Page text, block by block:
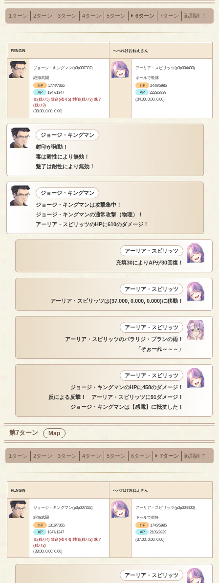
1ターン 2ターン 3ターン 4ターン 5ターン 6ターン 7ターン 戦闘終了
PENGIN へべれけおねえさん
ジョージ・キングマン(p3p007332)
絶海武闘
HP
1774/7365
AP
1347/1347
毒(残り5) 致命(残り5) 封印(残り3) 魅了
(残り3)
(33.00, 0.00, 0.00)
アーリア・スピリッツ(p3p004400)
キールで乾杯
HP
2446/5985
AP
2229/2839
(34.00, 0.00, 0.00)
ジョージ・キングマン
封印が発動！
毒は耐性により無効！
魅了は耐性により無効！
ジョージ・キングマン
ジョージ・キングマンは攻撃集中！
ジョージ・キングマンの通常攻撃（物理）！
アーリア・スピリッツのHPに610のダメージ！
アーリア・スピリッツ
充填30によりAPが30回復！
アーリア・スピリッツ
アーリア・スピリッツは(37.000, 0.000, 0.000)に移動！
アーリア・スピリッツ
アーリア・スピリッツのパラリジ・ブランの雨！
「そぉーれ～～～」
アーリア・スピリッツ
ジョージ・キングマンのHPに458のダメージ！
反による反撃！ アーリア・スピリッツに91ダメージ！
ジョージ・キングマンは【感電】に抵抗した！
第7ターン Map
1ターン 2ターン 3ターン 4ターン 5ターン 6ターン 7ターン 戦闘終了
PENGIN へべれけおねえさん
ジョージ・キングマン(p3p007332)
絶海武闘
HP
1316/7365
AP
1347/1347
毒(残り4) 致命(残り4) 封印(残り2) 魅了
(残り2)
(33.00, 0.00, 0.00)
アーリア・スピリッツ(p3p004400)
キールで乾杯
HP
1745/5985
AP
2109/2839
(37.00, 0.00, 0.00)
アーリア・スピリッツ